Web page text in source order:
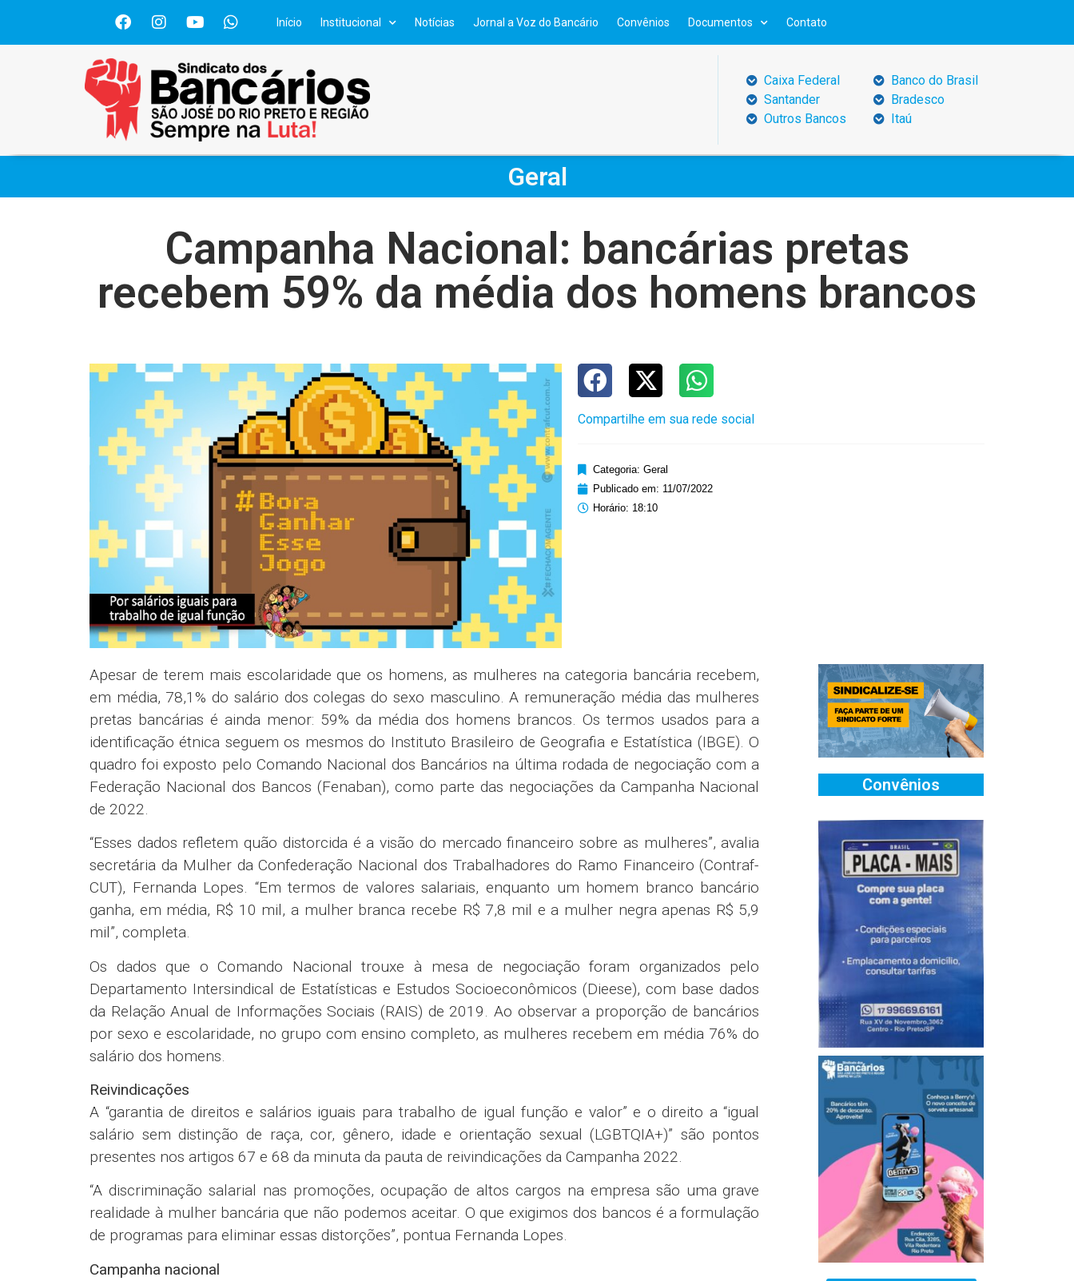
Início Institucional Notícias Jornal a Voz do Bancário Convênios Documentos Contato
Caixa Federal
Santander
Outros Bancos
Banco do Brasil
Bradesco
Itaú
Geral
Campanha Nacional: bancárias pretas
recebem 59% da média dos homens brancos
Compartilhe em sua rede social
Categoria: Geral
Publicado em: 11/07/2022
Horário: 18:10
Apesar de terem mais escolaridade que os homens, as mulheres na categoria bancária recebem,
em média, 78,1% do salário dos colegas do sexo masculino. A remuneração média das mulheres
pretas bancárias é ainda menor: 59% da média dos homens brancos. Os termos usados para a
identificação étnica seguem os mesmos do Instituto Brasileiro de Geografia e Estatística (IBGE). O
quadro foi exposto pelo Comando Nacional dos Bancários na última rodada de negociação com a
Federação Nacional dos Bancos (Fenaban), como parte das negociações da Campanha Nacional
de 2022.
“Esses dados refletem quão distorcida é a visão do mercado financeiro sobre as mulheres”, avalia
secretária da Mulher da Confederação Nacional dos Trabalhadores do Ramo Financeiro (Contraf-
CUT), Fernanda Lopes. “Em termos de valores salariais, enquanto um homem branco bancário
ganha, em média, R$ 10 mil, a mulher branca recebe R$ 7,8 mil e a mulher negra apenas R$ 5,9
mil”, completa.
Os dados que o Comando Nacional trouxe à mesa de negociação foram organizados pelo
Departamento Intersindical de Estatísticas e Estudos Socioeconômicos (Dieese), com base dados
da Relação Anual de Informações Sociais (RAIS) de 2019. Ao observar a proporção de bancários
por sexo e escolaridade, no grupo com ensino completo, as mulheres recebem em média 76% do
salário dos homens.
Reivindicações
A “garantia de direitos e salários iguais para trabalho de igual função e valor” e o direito a “igual
salário sem distinção de raça, cor, gênero, idade e orientação sexual (LGBTQIA+)” são pontos
presentes nos artigos 67 e 68 da minuta da pauta de reivindicações da Campanha 2022.
“A discriminação salarial nas promoções, ocupação de altos cargos na empresa são uma grave
realidade à mulher bancária que não podemos aceitar. O que exigimos dos bancos é a formulação
de programas para eliminar essas distorções”, pontua Fernanda Lopes.
Campanha nacional
Convênios